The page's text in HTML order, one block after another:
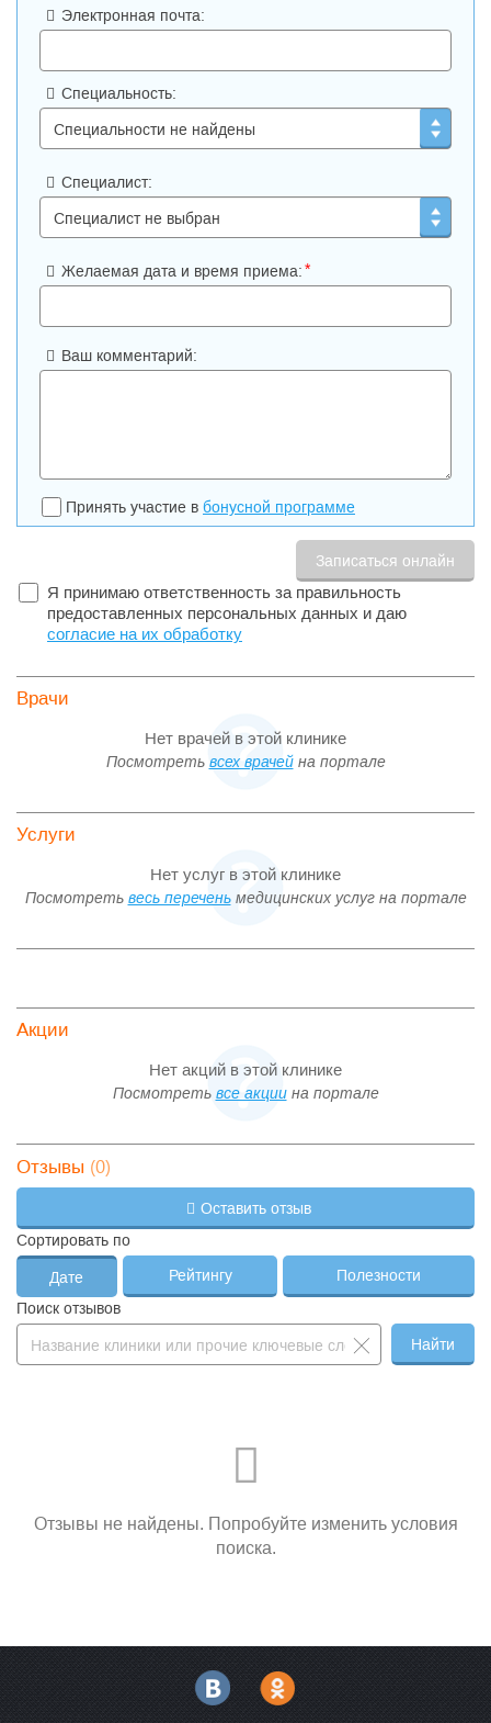
Электронная почта:
Специальность:
Специалист:
Желаемая дата и время приема:*
Ваш комментарий:
Принять участие в бонусной программе
Я принимаю ответственность за правильность
предоставленных персональных данных и даю
согласие на их обработку
Врачи
Нет врачей в этой клинике
Посмотреть всех врачейна портале
Услуги
Нет услуг в этой клинике
Посмотреть весь переченьмедицинских услуг на портале
Акции
Нет акций в этой клинике
Посмотреть все акциина портале
Отзывы (0)
Оставить отзыв
Сортировать по
Дате Рейтингу
Полезности
Поиск отзывов
Найти
Отзывы не найдены. Попробуйте изменить условия
поиска.